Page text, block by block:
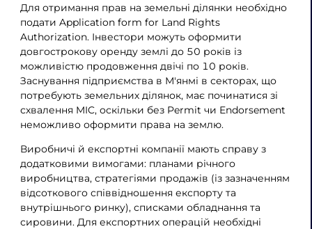
Для отримання прав на земельні ділянки необхідно
подати Application form for Land Rights
Authorization. Інвестори можуть оформити
довгострокову оренду землі до 50 років із
можливістю продовження двічі по 10 років.
Заснування підприємства в М'янмі в секторах, що
потребують земельних ділянок, має починатися зі
схвалення MIC, оскільки без Permit чи Endorsement
неможливо оформити права на землю.
Виробничі й експортні компанії мають справу з
додатковими вимогами: планами річного
виробництва, стратегіями продажів (із зазначенням
відсоткового співвідношення експорту та
внутрішнього ринку), списками обладнання та
сировини. Для експортних операцій необхідні